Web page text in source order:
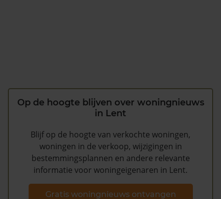
Op de hoogte blijven over woningnieuws
in Lent
Blijf op de hoogte van verkochte woningen,
woningen in de verkoop, wijzigingen in
bestemmingsplannen en andere relevante
informatie voor woningeigenaren in Lent.
Gratis woningnieuws ontvangen